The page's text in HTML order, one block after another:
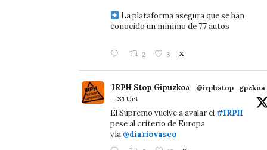
La plataforma asegura que se han
conocido un mínimo de 77 autos
2 3 X
IRPH Stop Gipuzkoa
@irphstop_gpzkoa
·
31 Urt
El Supremo vuelve a avalar el#IRPH
pese al criterio de Europa
vía @diariovasco